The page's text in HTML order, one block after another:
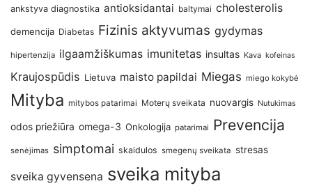
ankstyva diagnostika antioksidantai baltymai cholesterolis
demencija Diabetas Fizinis aktyvumas gydymas
hipertenzija ilgaamžiškumas imunitetas insultas Kava kofeinas
Kraujospūdis Lietuva maisto papildai Miegas miego kokybė
Mityba mitybos patarimai Moterų sveikata nuovargis Nutukimas
odos priežiūra omega-3 Onkologija patarimai Prevencija
senėjimas simptomai skaidulos smegenų sveikata stresas
sveika gyvensena sveika mityba